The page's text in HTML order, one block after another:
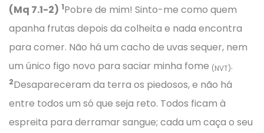
(Mq 7.1-2) 1Pobre de mim! Sinto-me como quem
apanha frutas depois da colheita e nada encontra
para comer. Não há um cacho de uvas sequer, nem
um único figo novo para saciar minha fome (NVT).
2Desapareceram da terra os piedosos, e não há
entre todos um só que seja reto. Todos ficam à
espreita para derramar sangue; cada um caça o seu